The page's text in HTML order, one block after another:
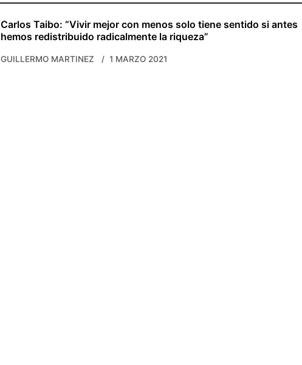
Carlos Taibo: “Vivir mejor con menos solo tiene sentido si antes
hemos redistribuido radicalmente la riqueza”
GUILLERMO MARTINEZ 1 MARZO 2021